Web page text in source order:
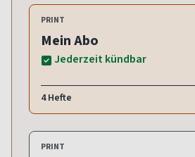
PRINT
Mein Abo
Jederzeit kündbar
4 Hefte
PRINT